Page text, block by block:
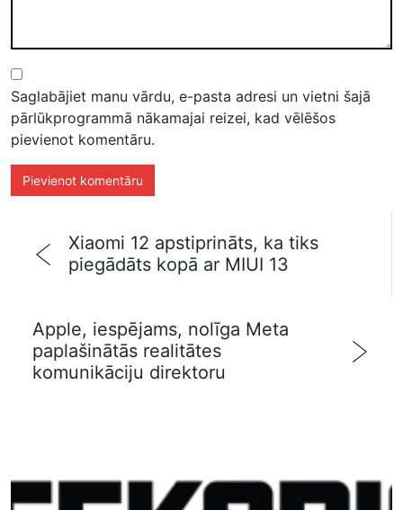
Saglabājiet manu vārdu, e-pasta adresi un vietni šajā
pārlūkprogrammā nākamajai reizei, kad vēlēšos
pievienot komentāru.
Xiaomi 12 apstiprināts, ka tiks
piegādāts kopā ar MIUI 13
Apple, iespējams, nolīga Meta
paplašinātās realitātes
komunikāciju direktoru